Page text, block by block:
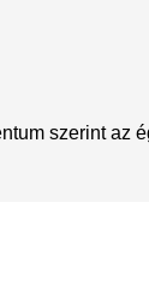
szerint az